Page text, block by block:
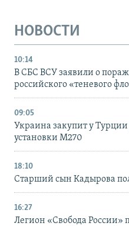
НОВОСТИ
10:14
В СБС ВСУ заявили о
российского «теневого
09:05
Украина закупит у
установки M270
18:10
Старший сын Кадырова
16:27
Легион «Свобода России»